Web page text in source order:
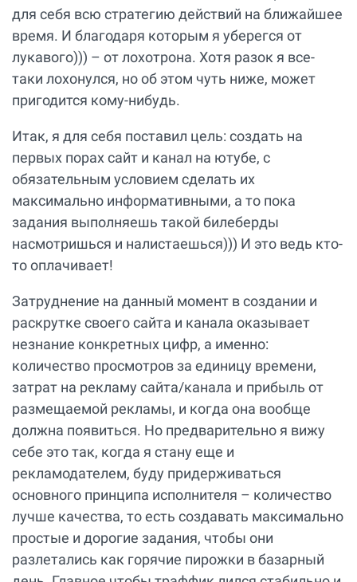
для себя всю стратегию действий на ближайшее
время. И благодаря которым я уберегся от
лукавого))) – от лохотрона. Хотя разок я все-
таки лохонулся, но об этом чуть ниже, может
пригодится кому-нибудь.
Итак, я для себя поставил цель: создать на
первых порах сайт и канал на ютубе, с
обязательным условием сделать их
максимально информативными, а то пока
задания выполняешь такой билеберды
насмотришься и налистаешься))) И это ведь кто-
то оплачивает!
Затруднение на данный момент в создании и
раскрутке своего сайта и канала оказывает
незнание конкретных цифр, а именно:
количество просмотров за единицу времени,
затрат на рекламу сайта/канала и прибыль от
размещаемой рекламы, и когда она вообще
должна появиться. Но предварительно я вижу
себе это так, когда я стану еще и
рекламодателем, буду придерживаться
основного принципа исполнителя – количество
лучше качества, то есть создавать максимально
простые и дорогие задания, чтобы они
разлетались как горячие пирожки в базарный